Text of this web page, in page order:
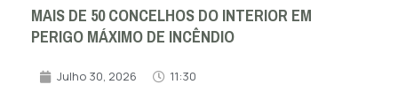
MAIS DE 50 CONCELHOS DO INTERIOR EM
PERIGO MÁXIMO DE INCÊNDIO
Julho 30, 2026 11:30